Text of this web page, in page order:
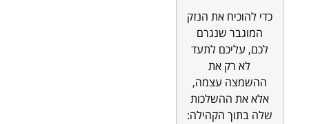
כדי להוכיח את הנזק
המוגבר שנגרם
לכם, עליכם לתעד
לא רק את
ההשמצה עצמה,
אלא את ההשלכות
שלה בתוך הקהילה: